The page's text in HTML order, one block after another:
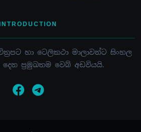
හා ටෙලිකථා මාලාවන්ට සිංහල
දෙන ප්‍රමුඛතම වෙබ් අඩවියයි.